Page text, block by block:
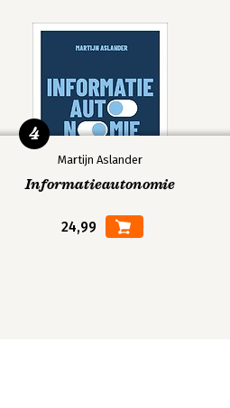
Martijn Aslander
Informatieautonomie
24,99
4